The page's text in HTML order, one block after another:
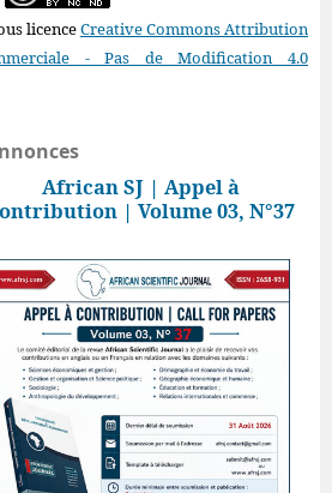
licenceCreative Commons Attribution
- Pas de Modification 4.0
African SJ | Appel à
| Volume 03, N°37